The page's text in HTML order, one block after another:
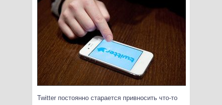
Twitter постоянно старается привносить что-то